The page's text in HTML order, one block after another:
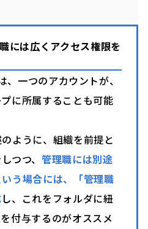
には広くアクセス権限を
一つのアカウントが、
に所属することも可能
ように、組織を前提と
つつ、 管理職には別途
う場合には、「管理職
し、これをフォルダに紐
付与するのがオススメ